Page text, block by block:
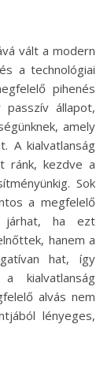
a technológiai
pihenés
állapot,
amely
A kialvatlanság
ránk, kezdve a
Sok
a megfelelő
járhat, ha ezt
hanem a
hat, így
kialvatlanság
alvás nem
lényeges,